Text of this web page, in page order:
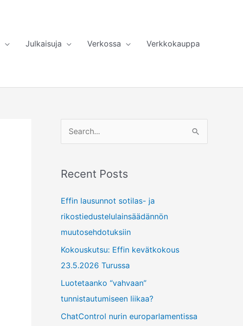
Julkaisuja Verkossa Verkkokauppa
e
r
h
f
o
r
:
Recent Posts
Effin lausunnot sotilas- ja
rikostiedustelulainsäädännön
muutosehdotuksiin
Kokouskutsu: Effin kevätkokous
23.5.2026 Turussa
Luotetaanko “vahvaan”
tunnistautumiseen liikaa?
ChatControl nurin europarlamentissa